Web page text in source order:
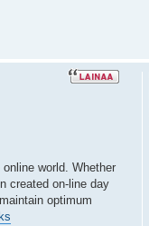
world. Whether
created on-line day
optimum